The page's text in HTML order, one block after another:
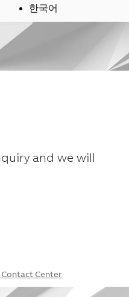
한국어
and we will
Contact Center